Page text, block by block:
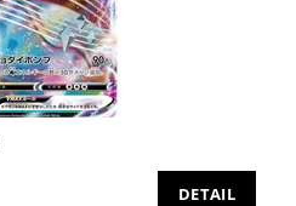
DETAIL